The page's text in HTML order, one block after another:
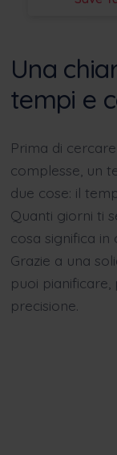
Una
tempi e
Prima di
complesse, un
due cose: il
Quanti giorni ti
cosa significa
Grazie a una
puoi
precisione.